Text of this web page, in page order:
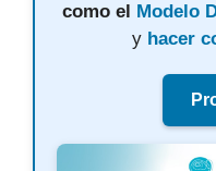
como el Modelo
y hacer